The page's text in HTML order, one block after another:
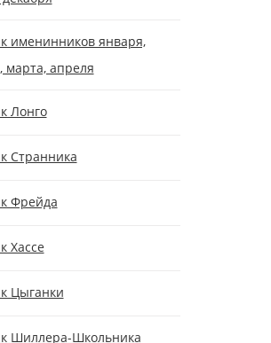
именинников января,
марта, апреля
Лонго
Странника
Фрейда
Хассе
Цыганки
Шиллера-Школьника